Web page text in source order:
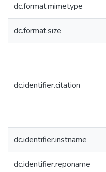
dc.format.mimetype
dc.format.size
dc.identifier.citation
dc.identifier.instname
dc.identifier.reponame